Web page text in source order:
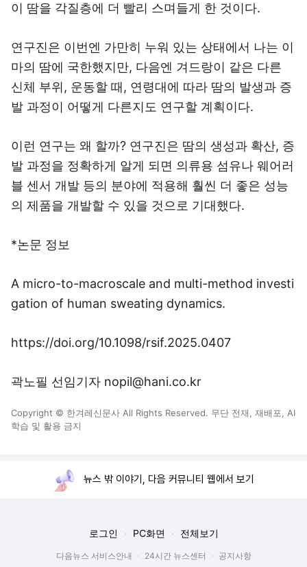
이 땀을 각질층에 더 빨리 스며들게 한 것이다.
연구진은 이번엔 가만히 누워 있는 상태에서 나는 이
마의 땀에 국한했지만, 다음엔 겨드랑이 같은 다른
신체 부위, 운동할 때, 연령대에 따라 땀의 발생과 증
발 과정이 어떻게 다른지도 연구할 계획이다.
이런 연구는 왜 할까? 연구진은 땀의 생성과 확산, 증
발 과정을 정확하게 알게 되면 의류용 섬유나 웨어러
블 센서 개발 등의 분야에 적용해 훨씬 더 좋은 성능
의 제품을 개발할 수 있을 것으로 기대했다.
*논문 정보
A micro-to-macroscale and multi-method investi
gation of human sweating dynamics.
https://doi.org/10.1098/rsif.2025.0407
곽노필 선임기자 nopil@hani.co.kr
Copyright © 한겨레신문사 All Rights Reserved. 무단 전재, 재배포, AI
학습 및 활용 금지
뉴스 밖 이야기, 다음 커뮤니티 웹에서 보기
로그인 PC화면 전체보기
다음뉴스 서비스안내 24시간 뉴스센터
공지사항